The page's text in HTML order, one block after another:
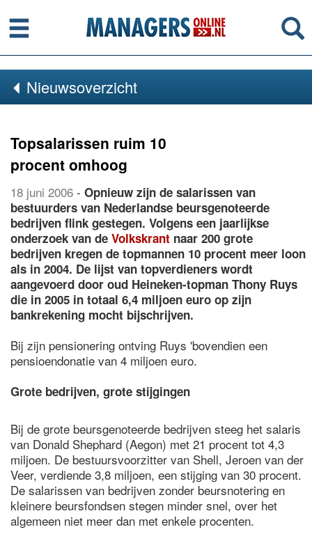
Menu
Nieuwsoverzicht
Topsalarissen ruim 10
procent omhoog
18 juni 2006 - Opnieuw zijn de salarissen van
bestuurders van Nederlandse beursgenoteerde
bedrijven flink gestegen. Volgens een jaarlijkse
onderzoek van de Volkskrant naar 200 grote
bedrijven kregen de topmannen 10 procent meer loon
als in 2004. De lijst van topverdieners wordt
aangevoerd door oud Heineken-topman Thony Ruys
die in 2005 in totaal 6,4 miljoen euro op zijn
bankrekening mocht bijschrijven.
Bij zijn pensionering ontving Ruys 'bovendien een
pensioendonatie van 4 miljoen euro.
Grote bedrijven, grote stijgingen
Bij de grote beursgenoteerde bedrijven steeg het salaris
van Donald Shephard (Aegon) met 21 procent tot 4,3
miljoen. De bestuursvoorzitter van Shell, Jeroen van der
Veer, verdiende 3,8 miljoen, een stijging van 30 procent.
De salarissen van bedrijven zonder beursnotering en
kleinere beursfondsen stegen minder snel, over het
algemeen niet meer dan met enkele procenten.